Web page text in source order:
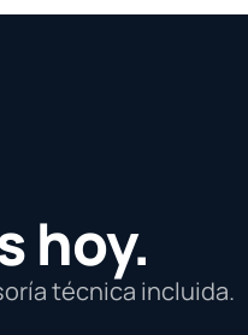
hoy.
técnica incluida.